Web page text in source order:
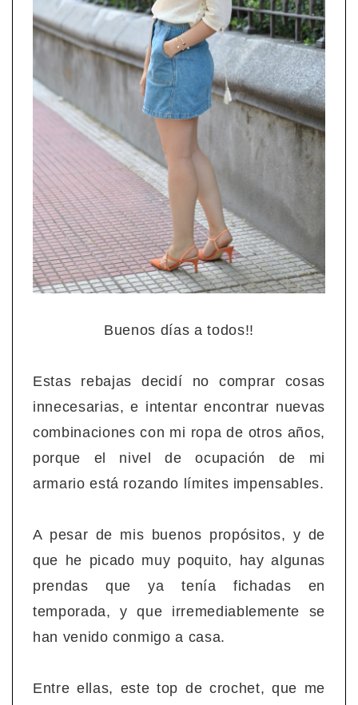
Buenos días a todos!!
Estas rebajas decidí no comprar cosas
innecesarias, e intentar encontrar nuevas
combinaciones con mi ropa de otros años,
porque el nivel de ocupación de mi
armario está rozando límites impensables.
A pesar de mis buenos propósitos, y de
que he picado muy poquito, hay algunas
prendas que ya tenía fichadas en
temporada, y que irremediablemente se
han venido conmigo a casa.
Entre ellas, este top de crochet, que me